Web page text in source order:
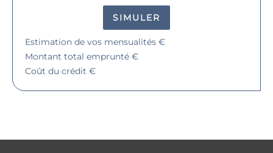
SIMULER
Estimation de vos mensualités €
Montant total emprunté €
Coût du crédit €